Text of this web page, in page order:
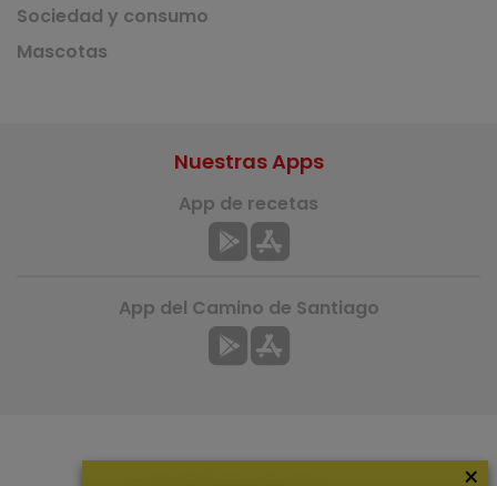
Sociedad y consumo
Mascotas
Nuestras Apps
App de recetas
App del Camino de Santiago
×